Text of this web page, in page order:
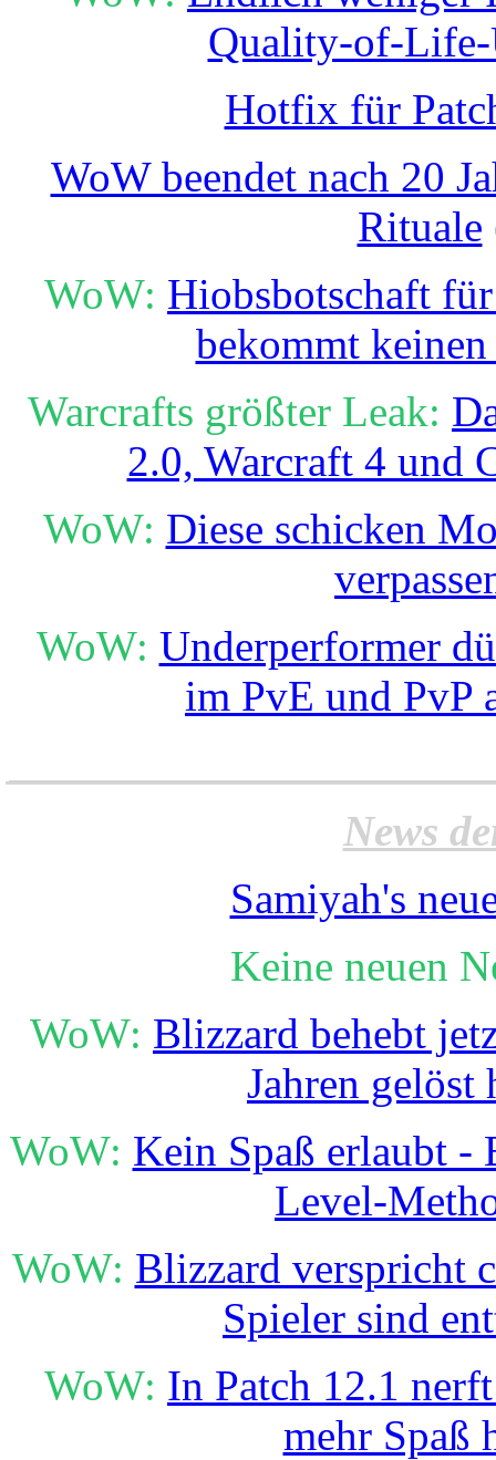
Quality-of-Life-
Hotfix für
WoW beendet nach 20
Rituale
WoW: Hiobsbotschaft
bekommt
Warcrafts größter Leak:
2.0, Warcraft 4 und
WoW: Diese schicken
WoW: Underperformer
im PvE und PvP
News
Samiyah's
Keine neuen
WoW: Blizzard behebt
Jahren gelöst
WoW: Kein Spaß erlaubt -
Level-
WoW: Blizzard verspricht
Spieler sind
WoW: In Patch 12.1
mehr Spaß